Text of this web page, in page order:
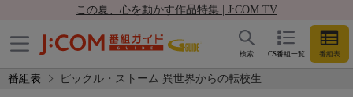
この夏、心を動かす作品特集 | J:COM TV
CS番組一覧 番組表
検索
番組表 ピックル・ストーム 異世界からの転校生